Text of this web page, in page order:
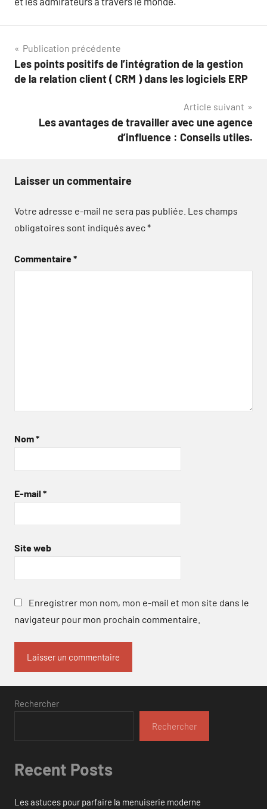
Navigation
de
Publication précédente
Les points positifs de l’intégration de la gestion
de la relation client ( CRM ) dans les logiciels ERP
Article suivant
Les avantages de travailler avec une agence
d’influence : Conseils utiles.
Laisser un commentaire
Votre adresse e-mail ne sera pas publiée. Les champs
obligatoires sont indiqués avec*
Commentaire*
Nom*
E-mail *
Site web
Enregistrer mon nom, mon e-mail et mon site dans le
navigateur pour mon prochain commentaire.
Rechercher
Rechercher
Recent Posts
Les astuces pour parfaire la menuiserie moderne